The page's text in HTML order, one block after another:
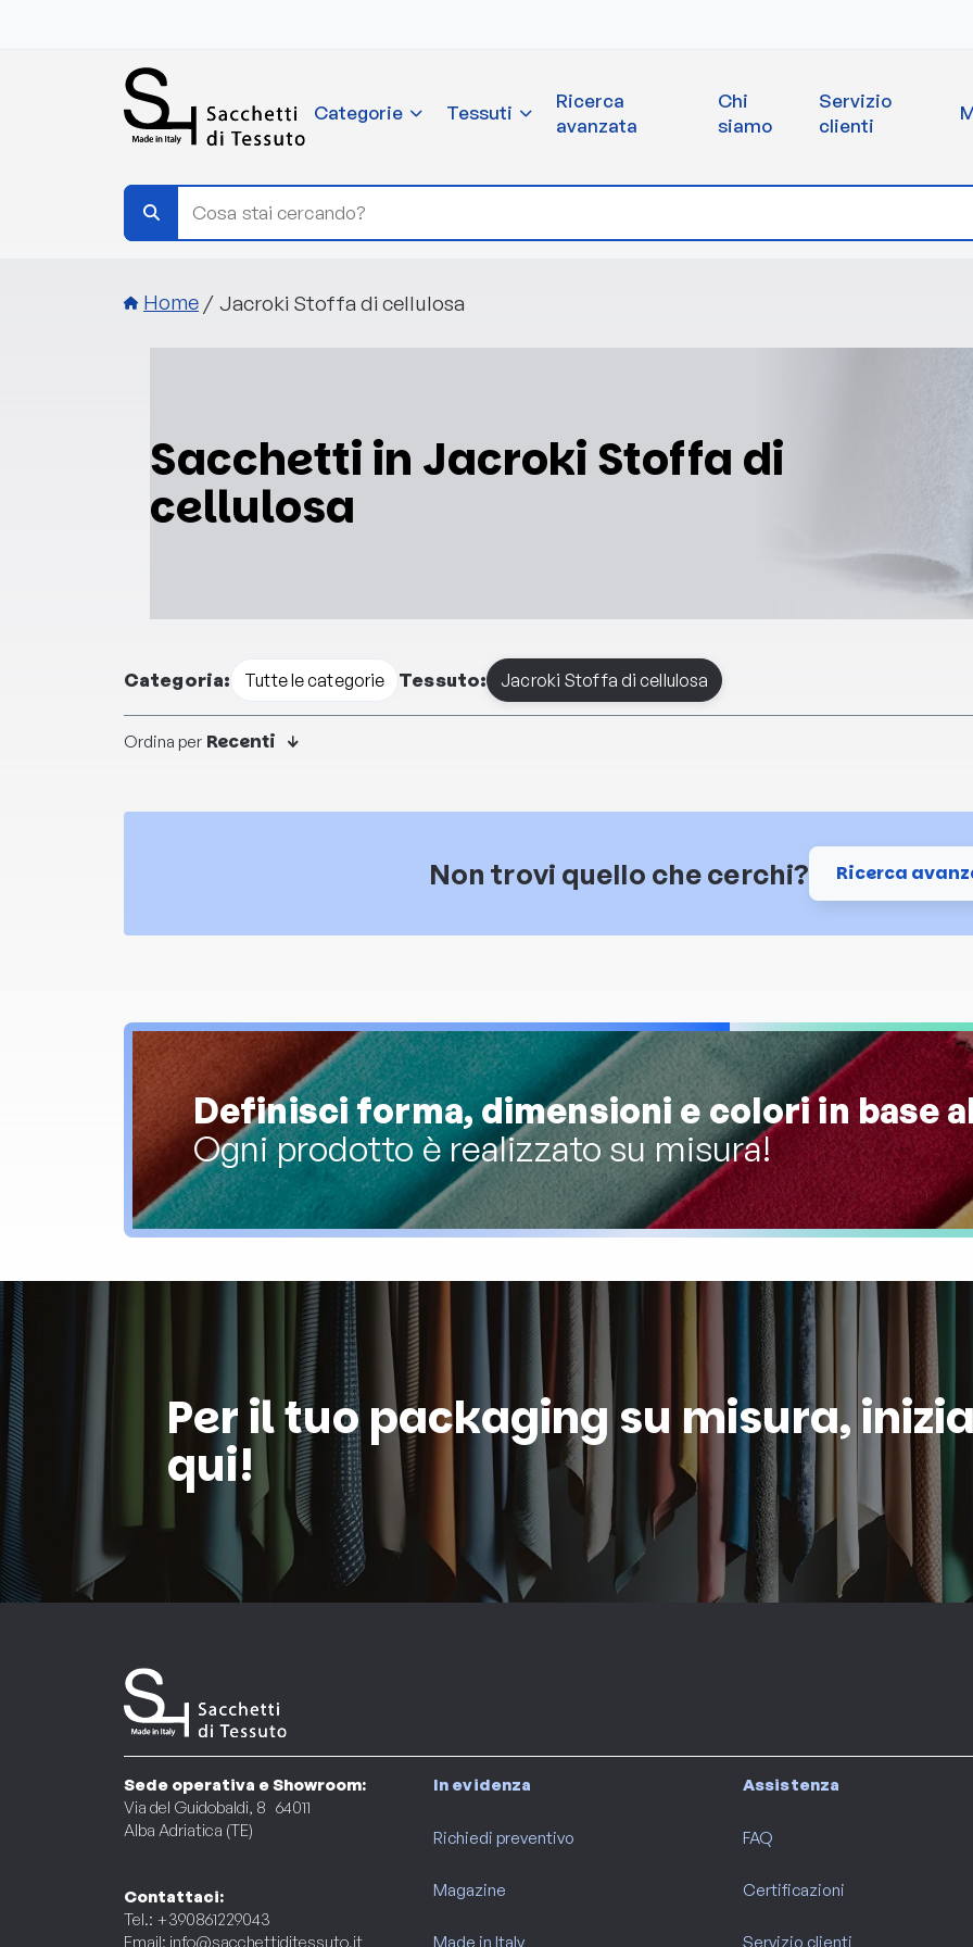
Categorie Tessuti
Ricerca
avanzata
Chi
siamo
Servizio
clienti
Briciole di pane
Home Jacroki Stoffa di cellulosa
Sacchetti in Jacroki Stoffa di
cellulosa
Categoria: Tutte le categorie Tessuto: Jacroki Stoffa di cellulosa
Ordina per Recenti
Non trovi quello che cerchi? Ricerca
Definisci forma, dimensioni e colori in base
Ogni prodotto è realizzato su misura!
Per il tuo packaging su misura,
qui!
Sede operativa e Showroom:
Via del Guidobaldi, 8 64011
Alba Adriatica (TE)
Contattaci:
Tel.: +390861229043
Email: info@sacchettiditessuto.it
In evidenza
Richiedi preventivo
Magazine
Made in Italy
Assistenza
FAQ
Certificazioni
Servizio clienti